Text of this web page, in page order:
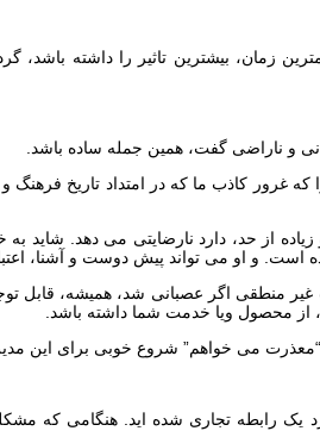
در کمترین زمان، بیشترین تاثیر را
و ناراضی گفت، همین جمله ساده باشد.
غرور کاذب ما که در امتداد تاریخ
از حد، دارد نارضایتی می دهد. شاید
است. و او می تواند پیش دوست و آشنا،
اگر عصبانی شد، همیشه، قابل
از محصول ویا خدمت شما داشته باشد.
“معذرت می خواهم” شروع خوبی برای این
رابطه تجاری شده اید. هنگامی که